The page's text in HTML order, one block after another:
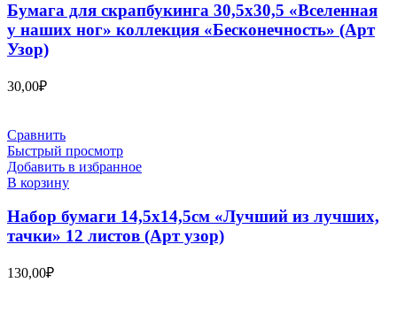
Бумага для скрапбукинга 30,5х30,5 «Вселенная
у наших ног» коллекция «Бесконечность» (Арт
Узор)
30,00₽
Сравнить
Быстрый просмотр
Добавить в избранное
В корзину
Набор бумаги 14,5х14,5см «Лучший из лучших,
тачки» 12 листов (Арт узор)
130,00₽